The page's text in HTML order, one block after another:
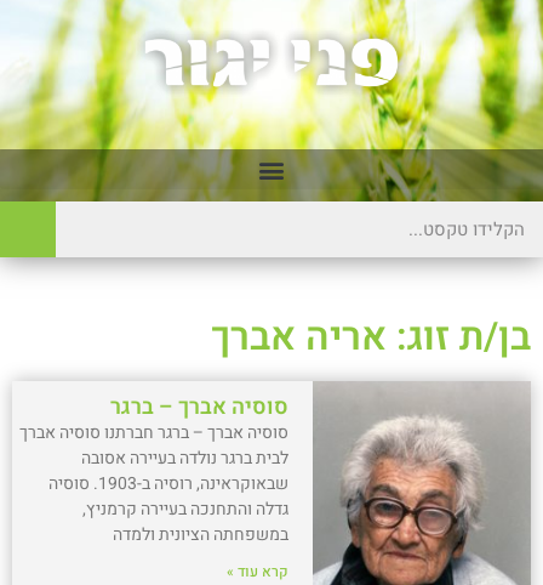
בן/ת זוג: אריה אברך
סוסיה אברך – ברגר
סוסיה אברך – ברגר חברתנו סוסיה אברך
לבית ברגר נולדה בעיירה אסובה
שבאוקראינה, רוסיה ב-1903. סוסיה
גדלה והתחנכה בעיירה קרמניץ,
במשפחתה הציונית ולמדה
קרא עוד »